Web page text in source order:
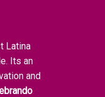
Latina
Its an
and